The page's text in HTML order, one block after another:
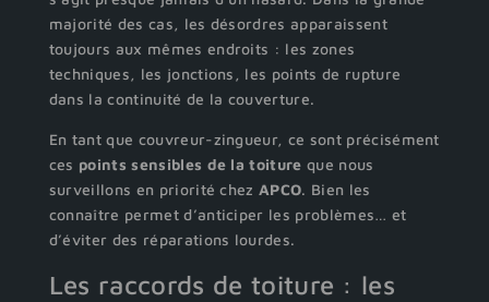
majorité des cas, les désordres apparaissent
toujours aux mêmes endroits : les zones
techniques, les jonctions, les points de rupture
dans la continuité de la couverture.
En tant que couvreur-zingueur, ce sont précisément
ces points sensibles de la toiture que nous
surveillons en priorité chezAPCO. Bien les
connaître permet d’anticiper les problèmes… et
d’éviter des réparations lourdes.
Les raccords de toiture : les